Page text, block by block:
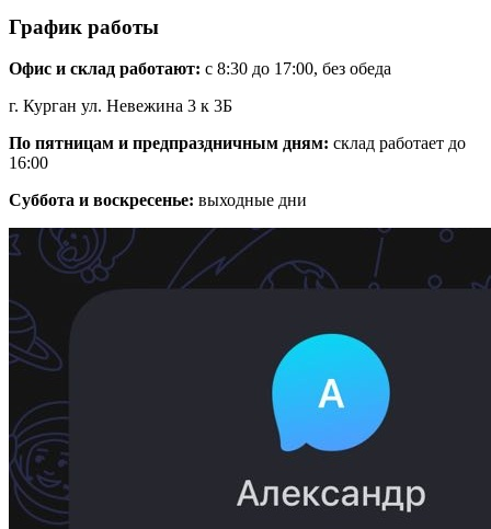
График работы
Офис и склад работают: с 8:30 до 17:00, без обеда
г. Курган ул. Невежина 3 к 3Б
По пятницам и предпраздничным дням: склад работает до
16:00
Суббота и воскресенье: выходные дни